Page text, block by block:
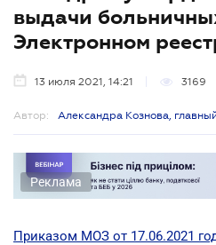
выдачи
Электронном
13 июля 2021, 14:21 3169
Автор: Александра Кознова,
Реклама
Приказом МОЗ от 17.06.2021